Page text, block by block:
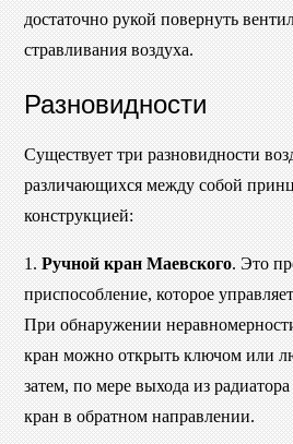
достаточно рукой повернуть
стравливания воздуха.
Разновидности
Существует три разновидности
различающихся между собой
конструкцией:
1. Ручной кран Маевского. Это
приспособление, которое
При обнаружении
кран можно открыть ключом или
затем, по мере выхода из радиатора
кран в обратном направлении.